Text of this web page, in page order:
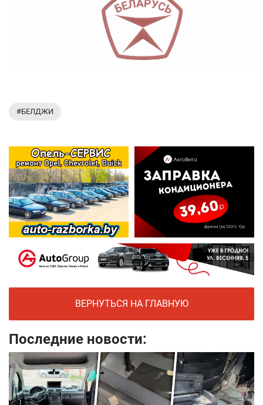
#БЕЛДЖИ
ВЕРНУТЬСЯ НА ГЛАВНУЮ
Последние новости: